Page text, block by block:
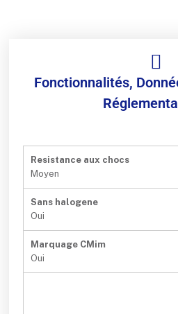
Fonctionnalités,
Resistance aux chocs
Moyen
Sans halogene
Oui
Marquage CMim
Oui